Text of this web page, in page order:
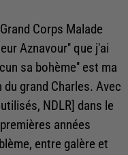
Corps Malade
Aznavour'' que j'ai
sa bohème'' est ma
grand Charles. Avec
NDLR] dans le
années
entre galère et